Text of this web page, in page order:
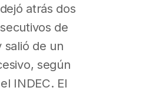
atrás dos
de
salió de un
según
INDEC. El